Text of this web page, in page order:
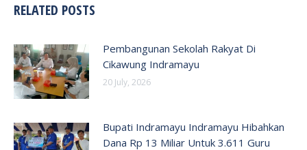
RELATED POSTS
Pembangunan Sekolah Rakyat Di
Cikawung Indramayu
20 July, 2026
Bupati Indramayu Indramayu Hibahkan
Dana Rp 13 Miliar Untuk 3.611 Guru